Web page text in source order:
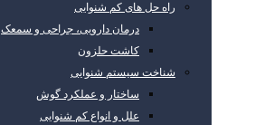
راه حل های کم شنوایی
درمان دارویی، جراحی و سمعک
کاشت حلزون
شناخت سیستم شنوایی
ساختار و عملکرد گوش
علل و انواع کم شنوایی